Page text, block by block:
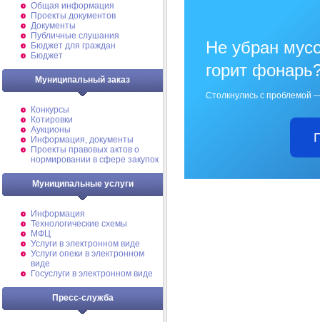
Общая информация
Проекты документов
Документы
Публичные слушания
Бюджет для граждан
Бюджет
Муниципальный заказ
Конкурсы
Котировки
Аукционы
Информация, документы
Проекты правовых актов о
нормировании в сфере закупок
Муниципальные услуги
Информация
Технологические схемы
МФЦ
Услуги в электронном виде
Услуги опеки в электронном
виде
Госуслуги в электронном виде
Пресс-служба
Не убран
горит
Столкнулись с проблемой